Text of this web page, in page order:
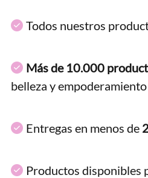
Todos nuestros
Más de 10.000
belleza y empoderamiento
Entregas en menos de
Productos disponibles